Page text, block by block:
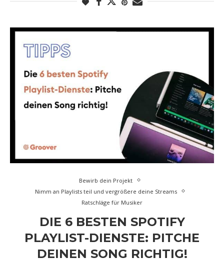
Bewirb dein Projekt
Nimm an Playlists teil und vergrößere deine Streams
Ratschläge für Musiker
DIE 6 BESTEN SPOTIFY
PLAYLIST-DIENSTE: PITCHE
DEINEN SONG RICHTIG!